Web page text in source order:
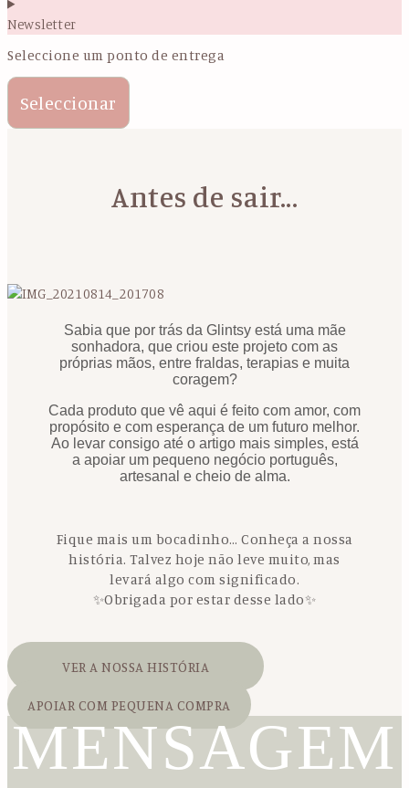
Newsletter
Seleccione um ponto de entrega
Seleccionar
Antes de sair...
Sabia que por trás da Glintsy está uma mãe
sonhadora, que criou este projeto com as
próprias mãos, entre fraldas, terapias e muita
coragem?
Cada produto que vê aqui é feito com amor, com
propósito e com esperança de um futuro melhor.
Ao levar consigo até o artigo mais simples, está
a apoiar um pequeno negócio português,
artesanal e cheio de alma.
Fique mais um bocadinho… Conheça a nossa
história. Talvez hoje não leve muito, mas
levará algo com significado.
✨Obrigada por estar desse lado✨
VER A NOSSA HISTÓRIA
APOIAR COM PEQUENA COMPRA
MENSAGEM